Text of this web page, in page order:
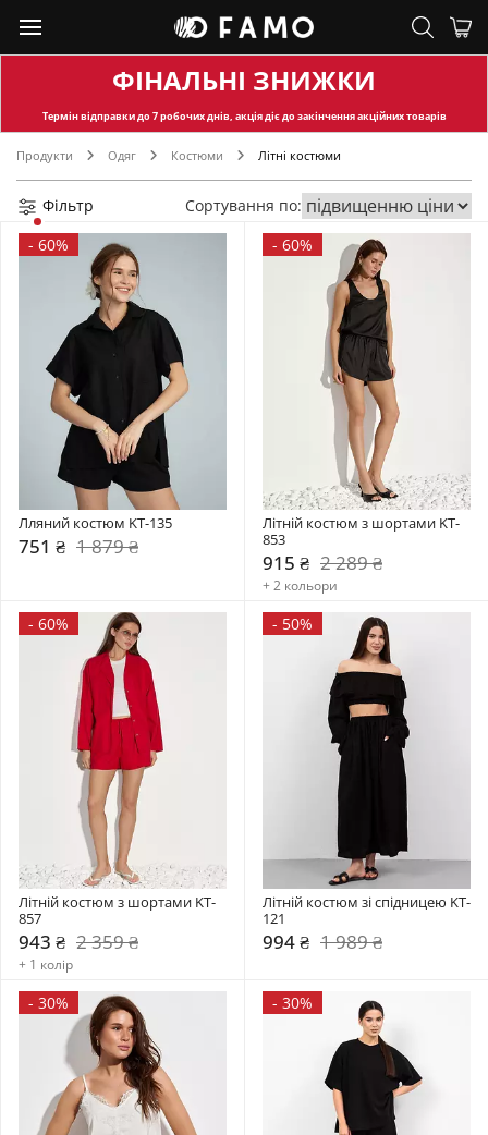
ФІНАЛЬНІ ЗНИЖКИ
Термін відправкидо 7 робочих днів, акція діє до закінчення акційних товарів
Продукти Одяг Костюми Літні костюми
Фільтр
Сортування по:
- 60%
Лляний костюм KT-135
751 ₴ 1 879 ₴
- 60%
Літній костюм з шортами KT-
853
915 ₴ 2 289 ₴
+ 2 кольори
- 60%
Літній костюм з шортами KT-
857
943 ₴ 2 359 ₴
+ 1 колір
- 50%
Літній костюм зі спідницею KT-
121
994 ₴ 1 989 ₴
- 30% - 30%